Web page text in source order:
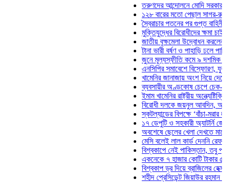
তরুণদের আন্দোলনে মোদি সরকার দুর্বল
১২৮ বারের মতো পেছাল সাগর-রুনি
স্বৈরাচার পতনের পর গুপ্ত বাহিনীর
মুক্তিযুদ্ধের বিরোধীদের ক্ষমা চাইতে
জাতীয় বৃক্ষমেলা উদ্বোধন করলেন
টানা ভারী বর্ষণ ও পাহাড়ি ঢলে পানিবন্দি
জুনে মূল্যস্ফীতি কমে ৯ দশমিক ১৬
এনসিপির সমাবেশে বিস্ফোরণ,
খামেনির জানাজায় অংশ নিয়ে দেশে
ব্যবসায়ীর অণ্ডকোষ চেপে চেক-
ইমাম খামেনির রাষ্ট্রীয়
বিরোধী দলকে জয়নুল আবদিন, আপনারা
স্কটল্যান্ডের বিপক্ষে ‘বাঁচা-মরার
১৭ ডেপুটি ও সহকারী অ্যাটর্নি
অবশেষে ছেলের খেলা দেখতে মাঠে
মেসি বলেই লাল কার্ড দেননি রেফারি!
বিশ্বকাপে নেই পাকিস্তান, তবু প্রতিটি
একনেকে ৭ হাজার কোটি টাকার ৫
বিশ্বকাপ ড্র দিয়ে ব্রাজিলের হেক্সা
শহীদ প্রেসিডেন্ট জিয়াউর রহমান